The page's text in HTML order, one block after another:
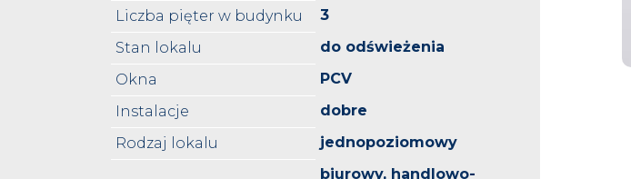
Liczba pięter w budynku
3
Stan lokalu
do odświeżenia
Okna
PCV
Instalacje
dobre
Rodzaj lokalu
jednopoziomowy
biurowy, handlowo-